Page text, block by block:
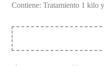
Contiene: Tratamiento 1 kilo